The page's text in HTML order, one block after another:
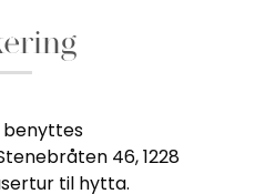
benyttes
46, 1228
til hytta.